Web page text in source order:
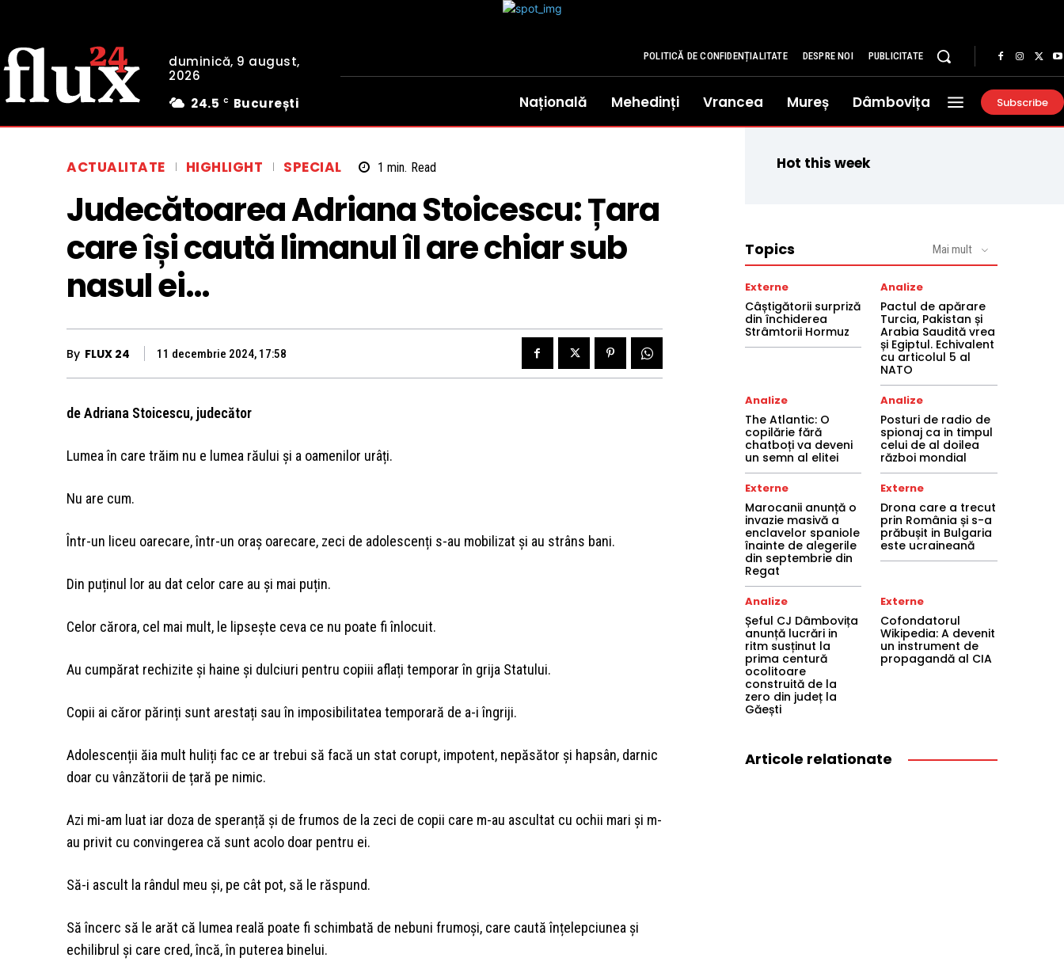
duminică, 9 august,
2026
24.5 C București
POLITICĂ DE CONFIDENȚIALITATE DESPRE NOI PUBLICITATE
Națională Mehedinți Vrancea Mureș Dâmbovița Subscribe
ACTUALITATE HIGHLIGHT SPECIAL 1 min. Read
Judecătoarea Adriana Stoicescu: Țara
care își caută limanul îl are chiar sub
nasul ei…
By FLUX 24 11 decembrie 2024, 17:58
de Adriana Stoicescu, judecător
Lumea în care trăim nu e lumea răului și a oamenilor urâți.
Nu are cum.
Într-un liceu oarecare, într-un oraș oarecare, zeci de adolescenți s-au mobilizat și au strâns bani.
Din puținul lor au dat celor care au și mai puțin.
Celor cărora, cel mai mult, le lipsește ceva ce nu poate fi înlocuit.
Au cumpărat rechizite și haine și dulciuri pentru copiii aflați temporar în grija Statului.
Copii ai căror părinți sunt arestați sau în imposibilitatea temporară de a-i îngriji.
Adolescenții ăia mult huliți fac ce ar trebui să facă un stat corupt, impotent, nepăsător și hapsân, darnic
doar cu vânzătorii de țară pe nimic.
Azi mi-am luat iar doza de speranță și de frumos de la zeci de copii care m-au ascultat cu ochii mari și m-
au privit cu convingerea că sunt acolo doar pentru ei.
Să-i ascult la rândul meu și, pe cât pot, să le răspund.
Să încerc să le arăt că lumea reală poate fi schimbată de nebuni frumoși, care caută înțelepciunea și
echilibrul și care cred, încă, în puterea binelui.
Hot this week
Topics Mai mult
Externe
Câștigătorii surpriză
din închiderea
Strâmtorii Hormuz
Analize
Pactul de apărare
Turcia, Pakistan și
Arabia Saudită vrea
și Egiptul. Echivalent
cu articolul 5 al
NATO
Analize
The Atlantic: O
copilărie fără
chatboți va deveni
un semn al elitei
Analize
Posturi de radio de
spionaj ca in timpul
celui de al doilea
război mondial
Externe
Marocanii anunță o
invazie masivă a
enclavelor spaniole
înainte de alegerile
din septembrie din
Regat
Externe
Drona care a trecut
prin România și s-a
prăbușit in Bulgaria
este ucraineană
Analize
Șeful CJ Dâmbovița
anunță lucrări in
ritm susținut la
prima centură
ocolitoare
construită de la
zero din județ la
Găești
Externe
Cofondatorul
Wikipedia: A devenit
un instrument de
propagandă al CIA
Articole relationate